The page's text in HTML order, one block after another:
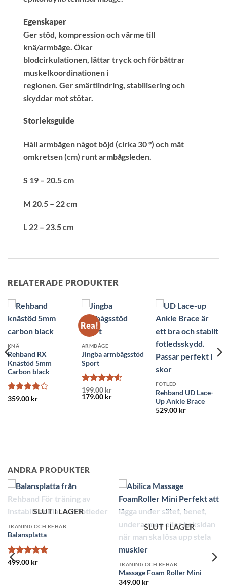
Egenskaper
Ger stöd, kompression och värme till
knä/armbåge. Ökar
blodcirkulationen, lättar tryck och förbättrar
muskelkoordinationen i
regionen. Ger smärtlindring, stabilisering och
skyddar mot stötar.
Storleksguide
Håll armbågen något böjd (cirka 30 °) och mät
omkretsen (cm) runt armbågsleden.
S 19 – 20.5 cm
M 20.5 – 22 cm
L 22 – 23.5 cm
RELATERADE PRODUKTER
KNÄ
Rehband RX
Knästöd 5mm
Carbon black
Betygsatt
359.00 kr
Rea!
ARMBÅGE
Jingba armbågsstöd
Sport
Betygsatt
4.58av 5
199.00kr
Det
179.00 krDet
FOTLED
Rehband UD Lace-
Up Ankle Brace
529.00 kr
ANDRA PRODUKTER
SLUT I LAGER
TRÄNING OCH REHAB
Balansplatta
Betygsatt
499.00 kr
SLUT I LAGER
TRÄNING OCH REHAB
Massage Foam Roller Mini
349.00 kr